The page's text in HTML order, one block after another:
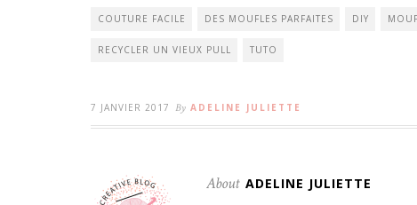
COUTURE FACILE DES MOUFLES PARFAITES DIY
RECYCLER UN VIEUX PULL TUTO
7 JANVIER 2017 By ADELINE JULIETTE
About ADELINE JULIETTE